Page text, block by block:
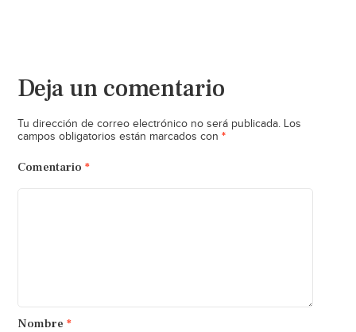
Deja un comentario
Tu dirección de correo electrónico no será publicada. Los
campos obligatorios están marcados con *
Comentario *
Nombre *